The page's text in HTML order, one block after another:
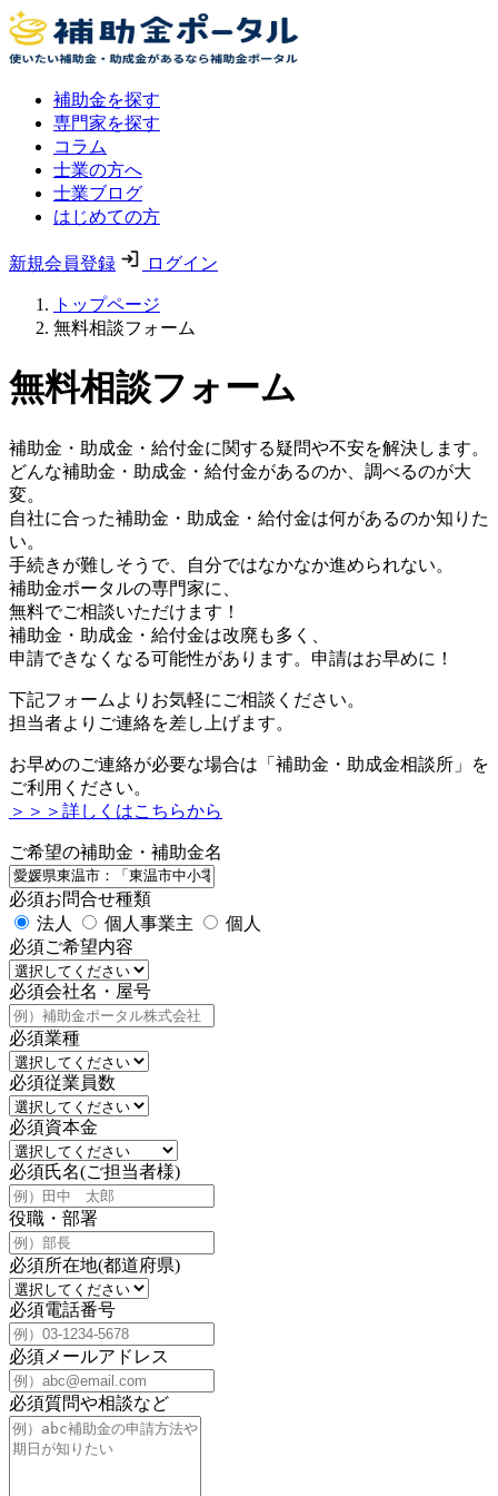
補助金を探す
専門家を探す
コラム
士業の方へ
士業ブログ
はじめての方
新規会員登録 ログイン
トップページ
無料相談フォーム
無料相談フォーム
補助金・助成金・給付金に関する疑問や不安を解決します。
どんな補助金・助成金・給付金があるのか、調べるのが大
変。
自社に合った補助金・助成金・給付金は何があるのか知りた
い。
手続きが難しそうで、自分ではなかなか進められない。
補助金ポータルの専門家に、
無料でご相談いただけます！
補助金・助成金・給付金は改廃も多く、
申請できなくなる可能性があります。申請はお早めに！
下記フォームよりお気軽にご相談ください。
担当者よりご連絡を差し上げます。
お早めのご連絡が必要な場合は「補助金・助成金相談所」を
ご利用ください。
＞＞＞詳しくはこちらから
ご希望の補助金・補助金名
必須お問合せ種類
法人
個人事業主
個人
必須ご希望内容
必須会社名・屋号
必須業種
必須従業員数
必須資本金
必須氏名(ご担当者様)
役職・部署
必須所在地(都道府県)
必須電話番号
必須 メールアドレス
必須質問や相談など